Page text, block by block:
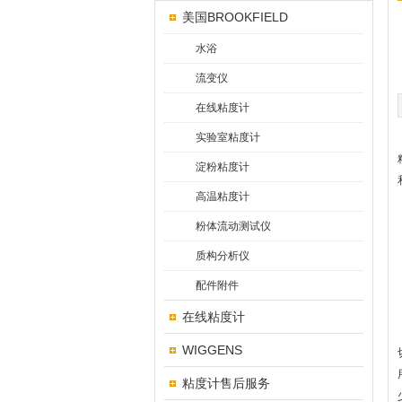
美国BROOKFIELD
水浴
流变仪
在线粘度计
实验室粘度计
淀粉粘度计
高温粘度计
粉体流动测试仪
质构分析仪
配件附件
在线粘度计
WIGGENS
粘度计售后服务